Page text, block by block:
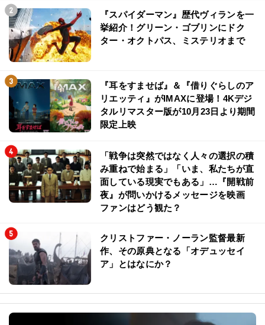
『スパイダーマン』歴代ヴィランを一
挙紹介！グリーン・ゴブリンにドク
ター・オクトパス、ミステリオまで
『耳をすませば』＆『借りぐらしのア
リエッティ』がIMAXに登場！4Kデジ
タルリマスター版が10月23日より期間
限定上映
「戦争は突然ではなく人々の選択の積
み重ねで始まる」「いま、私たちが直
面している現実でもある」…『開戦前
夜』が問いかけるメッセージを映画
ファンはどう観た？
クリストファー・ノーラン監督最新
作、その原典となる「オデュッセイ
ア」とはなにか？